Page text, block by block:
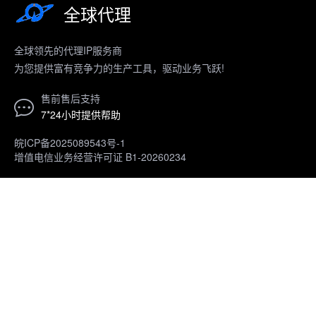
全球代理
全球领先的代理IP服务商
为您提供富有竞争力的生产工具，驱动业务飞跃!
售前售后支持
7*24小时提供帮助
皖ICP备2025089543号-1
增值电信业务经营许可证 B1-20260234